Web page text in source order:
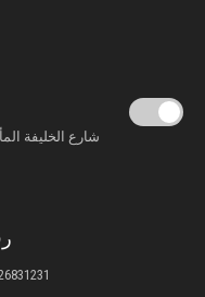
شارع الخليفة
- 26831417 - 26831474